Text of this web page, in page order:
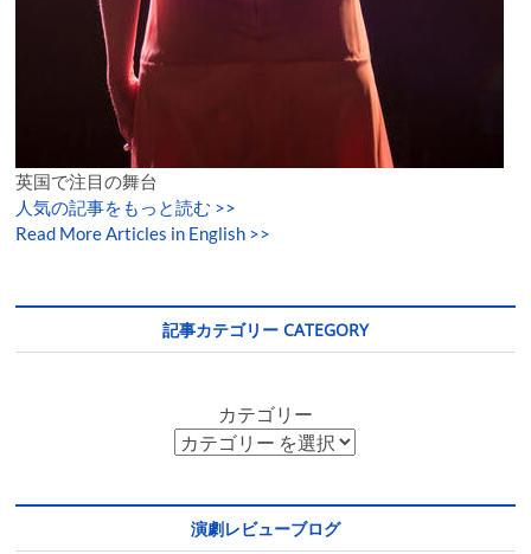
英国で注目の舞台
人気の記事をもっと読む >>
Read More Articles in English >>
記事カテゴリー CATEGORY
カテゴリー
演劇レビューブログ